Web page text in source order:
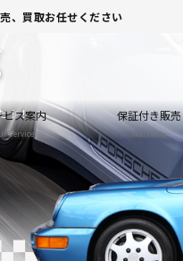
、買取お任せください
ビス案内
service
保証付き販売
warranty
！！